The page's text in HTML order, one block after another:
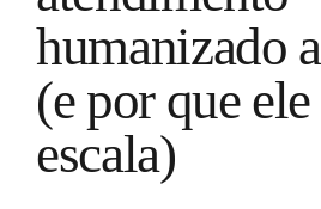
humanizado
(e por que
escala)